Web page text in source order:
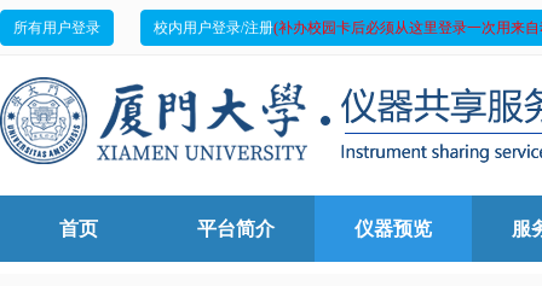
所有用户登录 校内用户登录/注册(补办校园卡后必须从这里登录一次用来
首页 平台简介 仪器预览 服